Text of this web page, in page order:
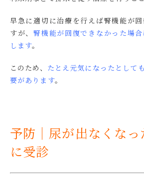
早急に適切に治療を行えば腎機能が
すが、 腎機能が回復できなかった場
します。
このため、 たとえ元気になったとして
要があります。
予防｜尿が出なくな
に受診